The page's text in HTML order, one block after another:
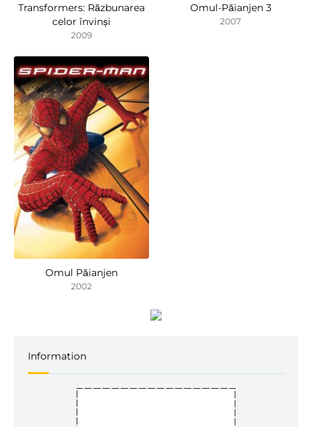
Transformers: Răzbunarea
celor învinși
2009
Omul-Păianjen 3
2007
Omul Păianjen
2002
Information